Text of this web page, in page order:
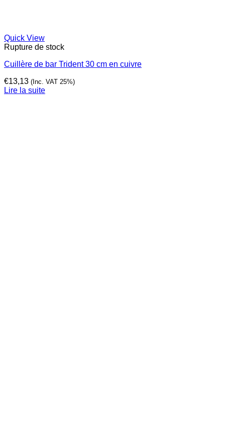
Quick View
Rupture de stock
Cuillère de bar Trident 30 cm en cuivre
€13,13 (Inc. VAT 25%)
Lire la suite